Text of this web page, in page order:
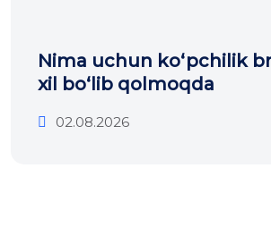
Nima uchun ko‘pchilik
xil bo‘lib qolmoqda
02.08.2026